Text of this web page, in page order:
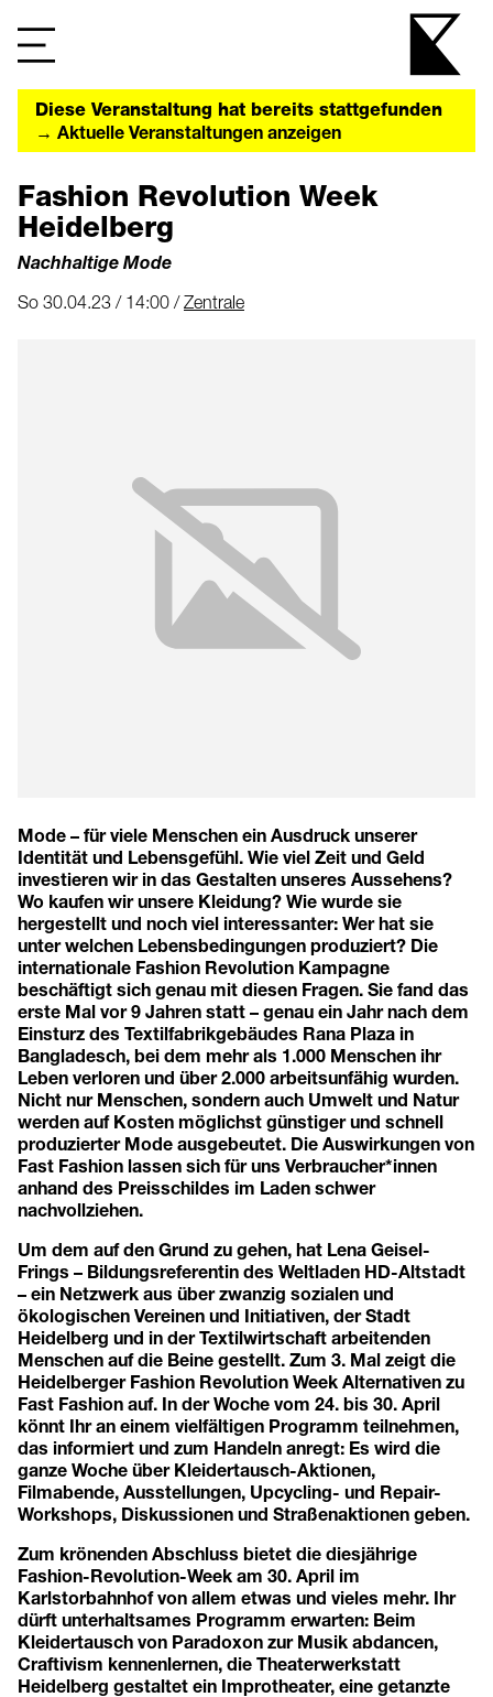
Diese Veranstaltung hat bereits stattgefunden
→ Aktuelle Veranstaltungen anzeigen
Fashion Revolution Week
Heidelberg
Nachhaltige Mode
So 30.04.23 / 14:00 /Zentrale
Mode – für viele Menschen ein Ausdruck unserer
Identität und Lebensgefühl. Wie viel Zeit und Geld
investieren wir in das Gestalten unseres Aussehens?
Wo kaufen wir unsere Kleidung? Wie wurde sie
hergestellt und noch viel interessanter: Wer hat sie
unter welchen Lebensbedingungen produziert? Die
internationale Fashion Revolution Kampagne
beschäftigt sich genau mit diesen Fragen. Sie fand das
erste Mal vor 9 Jahren statt – genau ein Jahr nach dem
Einsturz des Textilfabrikgebäudes Rana Plaza in
Bangladesch, bei dem mehr als 1.000 Menschen ihr
Leben verloren und über 2.000 arbeitsunfähig wurden.
Nicht nur Menschen, sondern auch Umwelt und Natur
werden auf Kosten möglichst günstiger und schnell
produzierter Mode ausgebeutet. Die Auswirkungen von
Fast Fashion lassen sich für uns Verbraucher*innen
anhand des Preisschildes im Laden schwer
nachvollziehen.
Um dem auf den Grund zu gehen, hat Lena Geisel-
Frings – Bildungsreferentin des Weltladen HD-Altstadt
– ein Netzwerk aus über zwanzig sozialen und
ökologischen Vereinen und Initiativen, der Stadt
Heidelberg und in der Textilwirtschaft arbeitenden
Menschen auf die Beine gestellt. Zum 3. Mal zeigt die
Heidelberger Fashion Revolution Week Alternativen zu
Fast Fashion auf. In der Woche vom 24. bis 30. April
könnt Ihr an einem vielfältigen Programm teilnehmen,
das informiert und zum Handeln anregt: Es wird die
ganze Woche über Kleidertausch-Aktionen,
Filmabende, Ausstellungen, Upcycling- und Repair-
Workshops, Diskussionen und Straßenaktionen geben.
Zum krönenden Abschluss bietet die diesjährige
Fashion-Revolution-Week am 30. April im
Karlstorbahnhof von allem etwas und vieles mehr. Ihr
dürft unterhaltsames Programm erwarten: Beim
Kleidertausch von Paradoxon zur Musik abdancen,
Craftivism kennenlernen, die Theaterwerkstatt
Heidelberg gestaltet ein Improtheater, eine getanzte